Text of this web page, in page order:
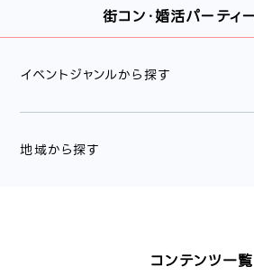
街コン・婚活パーティ
イベントジャンルから探す
地域から探す
コンテンツ一覧